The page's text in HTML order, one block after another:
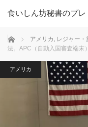
食いしん坊秘書のプ
ホーム アメリカ , レジャー・
法。APC（自動入国審査端末
アメリカ